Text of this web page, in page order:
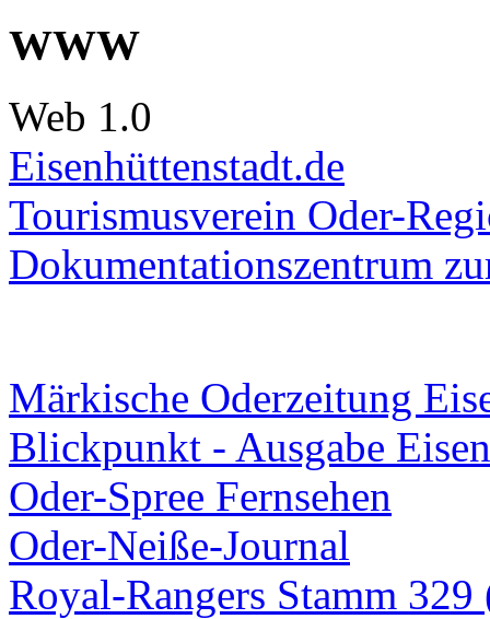
WWW
Web 1.0
Eisenhüttenstadt.de
Tourismusverein Oder-
Dokumentationszentrum
Märkische Oderzeitung
Blickpunkt - Ausgabe
Oder-Spree Fernsehen
Oder-Neiße-Journal
Royal-Rangers Stamm